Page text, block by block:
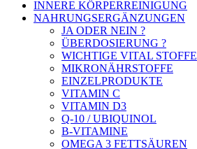
INNERE KÖRPERREINIGUNG
NAHRUNGSERGÄNZUNGEN
JA ODER NEIN ?
ÜBERDOSIERUNG ?
WICHTIGE VITAL STOFFE
MIKRONÄHRSTOFFE
EINZELPRODUKTE
VITAMIN C
VITAMIN D3
Q-10 / UBIQUINOL
B-VITAMINE
OMEGA 3 FETTSÄUREN